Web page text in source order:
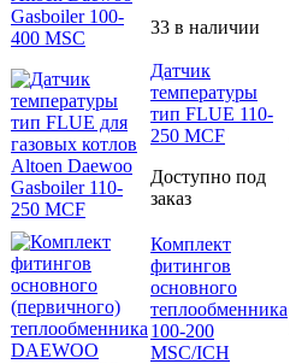
33 в наличии
Датчик
температуры
тип FLUE 110-
250 MCF
Доступно под
заказ
Комплект
фитингов
основного
теплообменника
100-200
MSC/ICH